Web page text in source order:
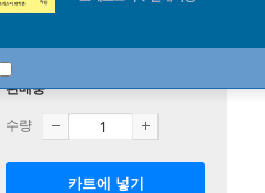
판매중
수량
카트에 넣기